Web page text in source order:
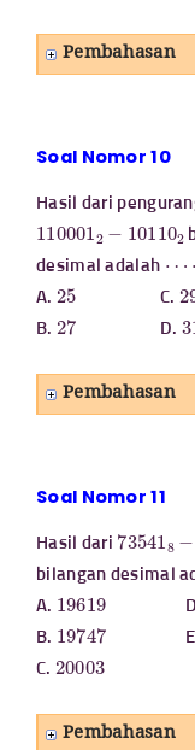
Pembahasan
Soal Nomor 10
Hasil dari
110001 − 10110
desimal adalah
A. 25 C.
B. 27 D.
Pembahasan
Soal Nomor 11
Hasil dari 73541
bilangan desimal
A. 19619
B. 19747
C. 20003
Pembahasan